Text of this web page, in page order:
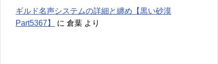
ギルド名声システムの詳細と纏め【黒い砂漠
Part5367】
に 倉葉 より